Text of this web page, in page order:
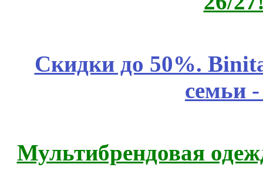
Скидки до 50%.
семьи
Мультибрендовая